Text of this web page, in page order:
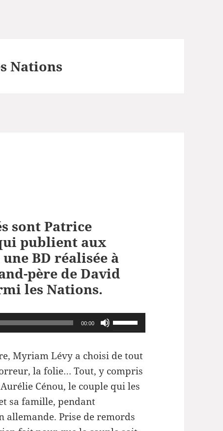
Nations
sont Patrice
publient aux
BD réalisée à
père de David
les Nations.
00:00
Utilisez
les
flèches
haut/bas
pour
diminuer
Myriam Lévy a choisi de tout
la folie… Tout, y compris
Cénou, le couple qui les
sa famille, pendant
allemande. Prise de remords